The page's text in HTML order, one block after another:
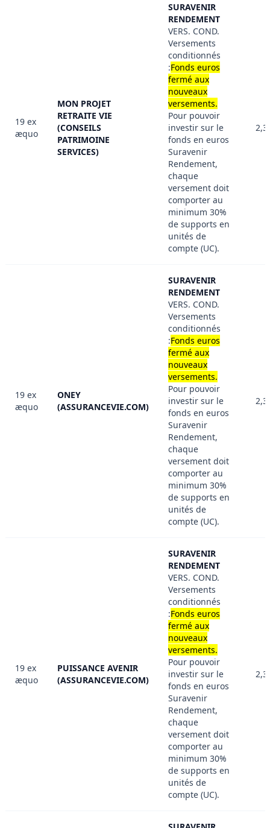
19 ex
æquo
MON PROJET
RETRAITE VIE
(CONSEILS
PATRIMOINE
SERVICES)
SURAVENIR
RENDEMENT
VERS. COND.
Versements
conditionnés
:Fonds euros
fermé aux
nouveaux
versements.
Pour pouvoir
investir sur le
fonds en euros
Suravenir
Rendement,
chaque
versement doit
comporter au
minimum 30%
de supports en
unités de
compte (UC).
19 ex
æquo
ONEY
(ASSURANCEVIE.COM)
SURAVENIR
RENDEMENT
VERS. COND.
Versements
conditionnés
:Fonds euros
fermé aux
nouveaux
versements.
Pour pouvoir
investir sur le
fonds en euros
Suravenir
Rendement,
chaque
versement doit
comporter au
minimum 30%
de supports en
unités de
compte (UC).
19 ex
æquo
PUISSANCE AVENIR
(ASSURANCEVIE.COM)
SURAVENIR
RENDEMENT
VERS. COND.
Versements
conditionnés
:Fonds euros
fermé aux
nouveaux
versements.
Pour pouvoir
investir sur le
fonds en euros
Suravenir
Rendement,
chaque
versement doit
comporter au
minimum 30%
de supports en
unités de
compte (UC).